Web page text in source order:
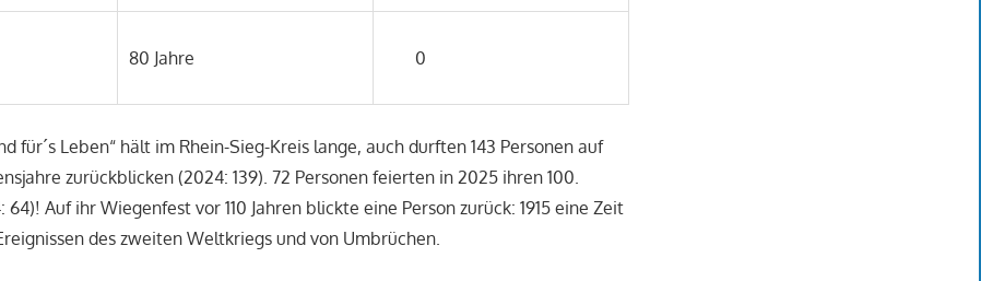
80 Jahre 0
für´s Leben“ hält im Rhein-Sieg-Kreis lange, auch durften 143 Personen auf
zurückblicken (2024: 139). 72 Personen feierten in 2025 ihren 100.
Auf ihr Wiegenfest vor 110 Jahren blickte eine Person zurück: 1915 eine Zeit
des zweiten Weltkriegs und von Umbrüchen.